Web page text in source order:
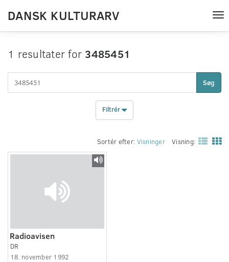
DANSK KULTURARV
1 resultater for 3485451
Søg
Filtrér
Sortér efter: Visninger Visning:
Radioavisen
DR
18. november 1992